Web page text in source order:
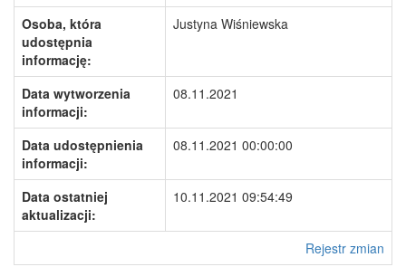
Osoba, która
udostępnia
informację:
Justyna Wiśniewska
Data wytworzenia
informacji:
08.11.2021
Data udostępnienia
informacji:
08.11.2021 00:00:00
Data ostatniej
aktualizacji:
10.11.2021 09:54:49
Rejestr zmian